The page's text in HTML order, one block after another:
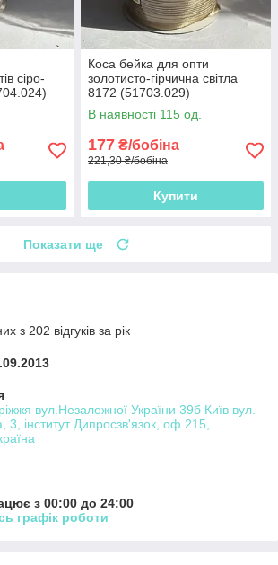
сіро-
Коса бейка для опти
золотисто-гірчична світла
8172 (51703.029)
В наявності 115 од.
177 ₴/бобіна
221,30 ₴/бобіна
Купити
Показати ще
з 202 відгуків за рік
вул.Незалежної України 39б Київ вул.
3, інститут Дипросзв'язок, оф 215,
з 00:00 до 24:00
графік роботи